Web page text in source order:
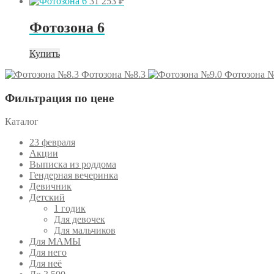
Фотозона 6
Купить
Фотозона №8.3
Фотозона
Фильтрация по цене
Каталог
23 февраля
Акции
Выписка из роддома
Гендерная вечеринка
Девичник
Детский
1 годик
Для девочек
Для мальчиков
Для МАМЫ
Для него
Для неё